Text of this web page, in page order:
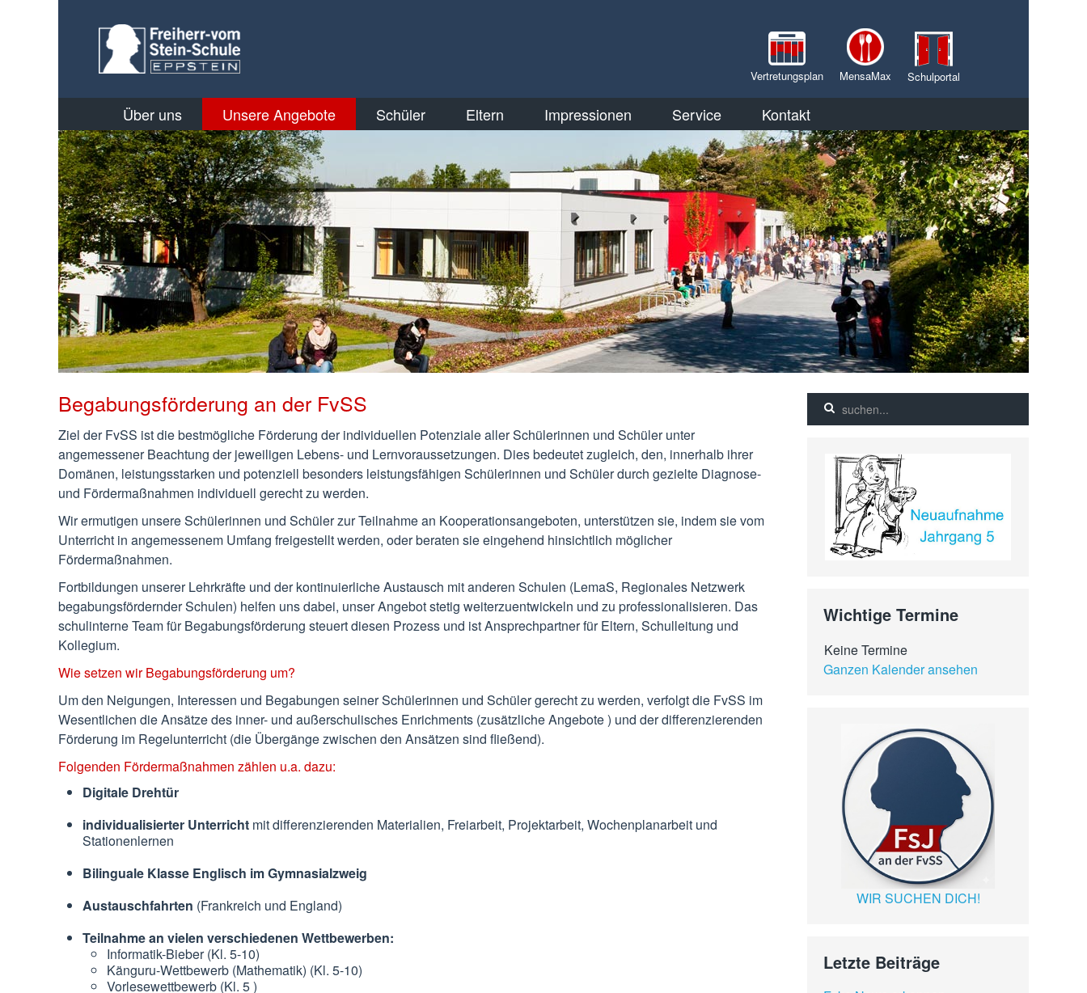
Vertretungsplan MensaMax Schulportal
Über uns Unsere Angebote Schüler Eltern Impressionen Service Kontakt
Begabungsförderung an der FvSS
Ziel der FvSS ist die bestmögliche Förderung der individuellen Potenziale aller Schülerinnen und Schüler unter
angemessener Beachtung der jeweiligen Lebens- und Lernvoraussetzungen. Dies bedeutet zugleich, den, innerhalb ihrer
Domänen, leistungsstarken und potenziell besonders leistungsfähigen Schülerinnen und Schüler durch gezielte Diagnose-
und Fördermaßnahmen individuell gerecht zu werden.
Wir ermutigen unsere Schülerinnen und Schüler zur Teilnahme an Kooperationsangeboten, unterstützen sie, indem sie vom
Unterricht in angemessenem Umfang freigestellt werden, oder beraten sie eingehend hinsichtlich möglicher
Fördermaßnahmen.
Fortbildungen unserer Lehrkräfte und der kontinuierliche Austausch mit anderen Schulen (LemaS, Regionales Netzwerk
begabungsfördernder Schulen) helfen uns dabei, unser Angebot stetig weiterzuentwickeln und zu professionalisieren. Das
schulinterne Team für Begabungsförderung steuert diesen Prozess und ist Ansprechpartner für Eltern, Schulleitung und
Kollegium.
Wie setzen wir Begabungsförderung um?
Um den Neigungen, Interessen und Begabungen seiner Schülerinnen und Schüler gerecht zu werden, verfolgt die FvSS im
Wesentlichen die Ansätze des inner- und außerschulisches Enrichments (zusätzliche Angebote ) und der differenzierenden
Förderung im Regelunterricht (die Übergänge zwischen den Ansätzen sind fließend).
Folgenden Fördermaßnahmen zählen u.a. dazu:
Digitale Drehtür
individualisierter Unterricht mit differenzierenden Materialien, Freiarbeit, Projektarbeit, Wochenplanarbeit und
Stationenlernen
Bilinguale Klasse Englisch im Gymnasialzweig
Austauschfahrten (Frankreich und England)
Teilnahme an vielen verschiedenen Wettbewerben:
Informatik-Bieber (Kl. 5-10)
Känguru-Wettbewerb (Mathematik) (Kl. 5-10)
Vorlesewettbewerb (Kl. 5 )
Wichtige Termine
Keine Termine
Ganzen Kalender ansehen
WIR SUCHEN DICH!
Letzte Beiträge